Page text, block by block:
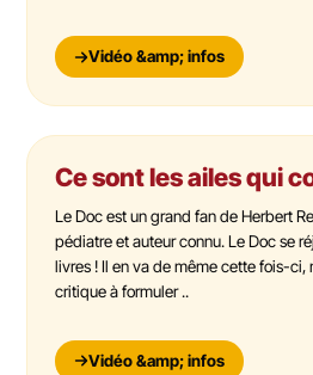
Vidéo &amp; infos
Ce sont les ailes qui
Le Doc est un grand fan de Herbert
pédiatre et auteur connu. Le Doc se
livres ! Il en va de même cette fois-ci,
critique à formuler ..
Vidéo &amp; infos